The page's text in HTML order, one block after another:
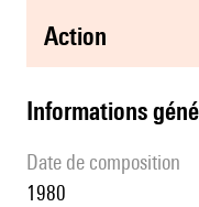
action
informations
date de composition
1980